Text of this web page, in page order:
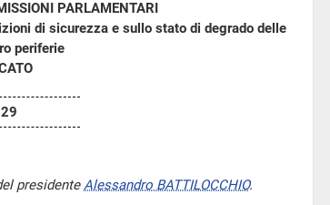
PARLAMENTARI
di sicurezza e sullo stato di degrado delle
periferie
presidenteAlessandro BATTILOCCHIO.